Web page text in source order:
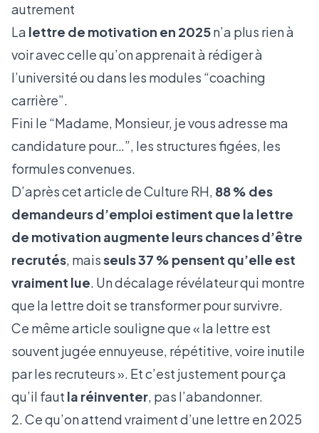
autrement
La lettre de motivation en 2025n’a plus rien à
voir avec celle qu’on apprenait à rédiger à
l’université ou dans les modules “coaching
carrière”.
Fini le “Madame, Monsieur, je vous adresse ma
candidature pour…”, les structures figées, les
formules convenues.
D’aprèscet article de Culture RH, 88 % des
demandeurs d’emploi estiment que la lettre
de motivation augmente leurs chances d’être
recrutés, maisseuls 37 % pensent qu’elle est
vraiment lue. Un décalage révélateur qui montre
que la lettre doit se transformer pour survivre.
Ce même article souligne que « la lettre est
souvent jugée ennuyeuse, répétitive, voire inutile
par les recruteurs ». Et c’est justement pour ça
qu’il faut la réinventer, pas l’abandonner.
2. Ce qu’on attend vraiment d’une lettre en 2025